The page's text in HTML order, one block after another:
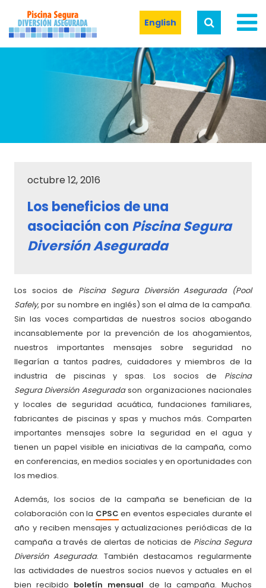
English
octubre 12, 2016
Los beneficios de una
asociación con Piscina Segura
Diversión Asegurada
Los socios de Piscina Segura Diversión Asegurada (Pool
Safely, por su nombre en inglés) son el alma de la campaña.
Sin las voces compartidas de nuestros socios abogando
incansablemente por la prevención de los ahogamientos,
nuestros importantes mensajes sobre seguridad no
llegarían a tantos padres, cuidadores y miembros de la
industria de piscinas y spas. Los socios de Piscina
Segura Diversión Aseguradason organizaciones nacionales
y locales de seguridad acuática, fundaciones familiares,
fabricantes de piscinas y spas y muchos más. Comparten
importantes mensajes sobre la seguridad en el agua y
tienen un papel visible en iniciativas de la campaña, como
en conferencias, en medios sociales y en oportunidades con
los medios.
Además, los socios de la campaña se benefician de la
colaboración con la CPSC en eventos especiales durante el
año y reciben mensajes y actualizaciones periódicas de la
campaña a través de alertas de noticias de Piscina Segura
Diversión Asegurada. También destacamos regularmente
las actividades de nuestros socios nuevos y actuales en el
bien recibido boletín mensual de la campaña. Muchos